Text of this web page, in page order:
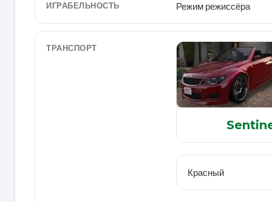
ИГРАБЕЛЬНОСТЬ Режим режиссёра
ТРАНСПОРТ
Красный